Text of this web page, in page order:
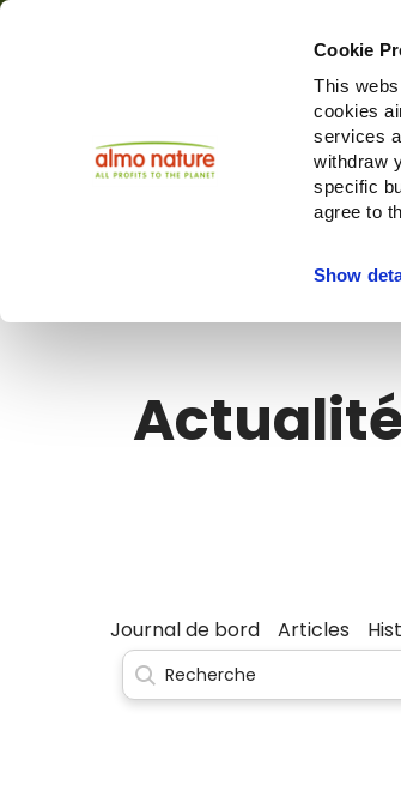
Cookie
This
cookies
services
withdraw
specific
agree to
Show
Choose another country or region to
Journal de bord Articles